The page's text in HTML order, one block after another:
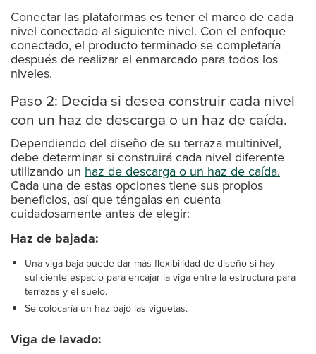
Conectar las plataformas es tener el marco de cada
nivel conectado al siguiente nivel. Con el enfoque
conectado, el producto terminado se completaría
después de realizar el enmarcado para todos los
niveles.
Paso 2: Decida si desea construir cada nivel
con un haz de descarga o un haz de caída.
Dependiendo del diseño de su terraza multinivel,
debe determinar si construirá cada nivel diferente
utilizando un haz de descarga o un haz de caída.
Cada una de estas opciones tiene sus propios
beneficios, así que téngalas en cuenta
cuidadosamente antes de elegir:
Haz de bajada:
Una viga baja puede dar más flexibilidad de diseño si hay
suficiente espacio para encajar la viga entre la estructura para
terrazas y el suelo.
Se colocaría un haz bajo las viguetas.
Viga de lavado: